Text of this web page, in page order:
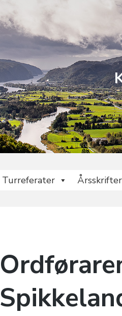
Turreferater Årsskrifter